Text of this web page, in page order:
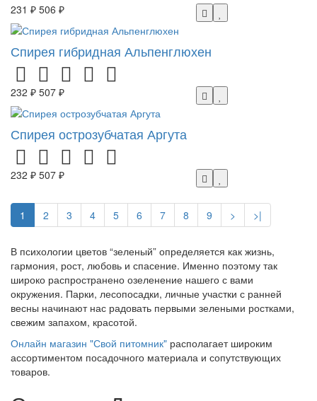
231 ₽ 506 ₽
Спирея гибридная Альпенглюхен
232 ₽ 507 ₽
Спирея острозубчатая Аргута
232 ₽ 507 ₽
1 2 3 4 5 6 7 8 9 > >|
В психологии цветов “зеленый” определяется как жизнь,
гармония, рост, любовь и спасение. Именно поэтому так
широко распространено озеленение нашего с вами
окружения. Парки, лесопосадки, личные участки с ранней
весны начинают нас радовать первыми зелеными ростками,
свежим запахом, красотой.
Онлайн магазин "Свой питомник" располагает широким
ассортиментом посадочного материала и сопутствующих
товаров.